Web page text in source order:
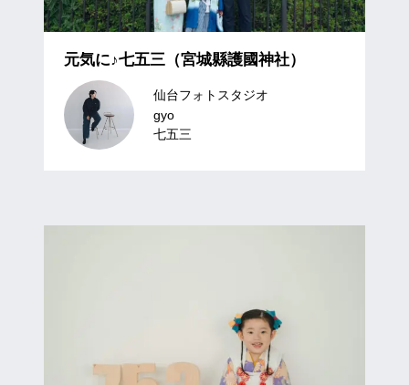
元気に♪七五三（宮城縣護國神社）
仙台フォトスタジオ
gyo
七五三